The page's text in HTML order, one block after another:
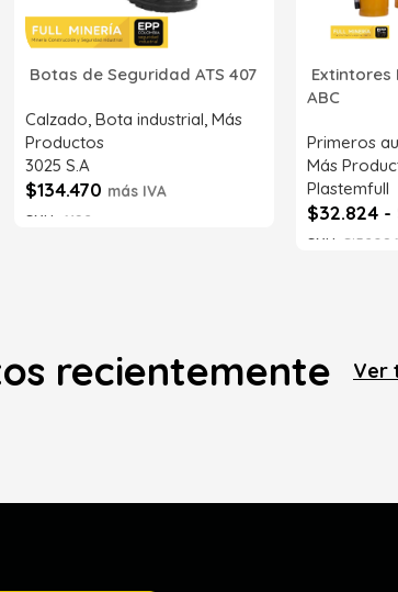
Botas de Seguridad ATS 407
Calzado, Bota industrial, Más
Productos
3025 S.A
$134.470 más IVA
SKU:
6192
Extintores
ABC
Primeros
Más
Plastemfull
$32.824 -
SKU:
recientemente Ver